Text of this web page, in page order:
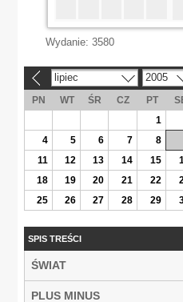
Wydanie: 3580
lipiec 2005
PN WT ŚR CZ PT
1
4
5 6 7 8
11
12 13 14 15
18
19 20 21 22
25
26 27 28 29
SPIS TREŚCI
ŚWIAT
PLUS MINUS